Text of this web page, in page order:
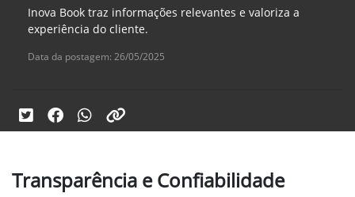
Inova Book traz informações relevantes e valoriza a
experiência do cliente.
Data da postagem: 26/05/2025
Transparência e Confiabilidade